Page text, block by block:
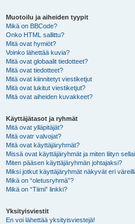
Muotoilu ja aiheiden tyypit
Mikä on BBCode?
Onko HTML sallittu?
Mitä ovat hymiöt?
Voinko lähettää kuvia?
Mitä ovat globaalit tiedotteet?
Mitä ovat tiedotteet?
Mitä ovat kiinnitetyt viestiketjut
Mitä ovat lukitut viestiketjut?
Mitä ovat aiheiden kuvakkeet?
Käyttäjätasot ja ryhmät
Mitä ovat ylläpitäjät?
Mitä ovatr valvojat?
Mitä ovat käyttäjäryhmät?
Missä ovat käyttäjäryhmät ja miten liityn
Miten pääsen käyttäjäryhmän johtajaksi?
Miksi jotkut käyttäjäryhmät näkyvät eri
Mikä on “oletusryhmä”?
Mikä on “Tiimi” linkki?
Yksityisviestit
En voi lähettää yksityisviestejä!